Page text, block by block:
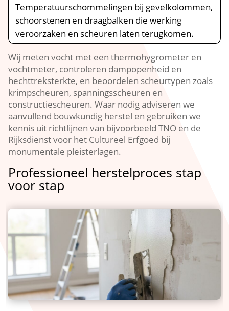
Temperatuurschommelingen bij gevelkolommen,
schoorstenen en draagbalken die werking
veroorzaken en scheuren laten terugkomen.​
Wij meten vocht met een thermohygrometer en
vochtmeter, controleren dampopenheid en
hechttreksterkte, en beoordelen scheurtypen zoals
krimpscheuren, spanningsscheuren en
constructiescheuren.​ Waar nodig adviseren we
aanvullend bouwkundig herstel en gebruiken we
kennis uit richtlijnen van bijvoorbeeld TNO en de
Rijksdienst voor het Cultureel Erfgoed bij
monumentale pleisterlagen.​
Professioneel herstelproces stap
voor stap